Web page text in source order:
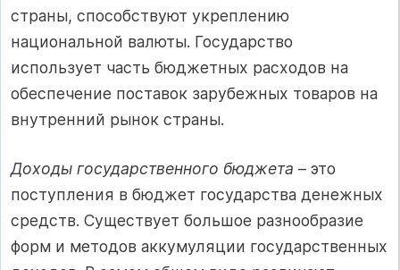
страны, способствуют укреплению
национальной валюты. Государство
использует часть бюджетных расходов на
обеспечение поставок зарубежных товаров на
внутренний рынок страны.
Доходы государственного бюджета – это
поступления в бюджет государства денежных
средств. Существует большое разнообразие
форм и методов аккумуляции государственных